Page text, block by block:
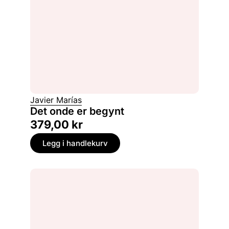
Javier Marías
Det onde er begynt
379,00 kr
Legg i handlekurv